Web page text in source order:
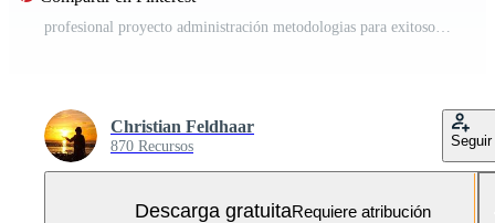
profesional proyecto administración metodologias para exitoso proyecto administración vía melé Kanban ágil prince2 estrategia a darse cuenta proyectos en hora por utilizar de ágil metodología útil híbrido Acercarse Vídeo Gratis
Christian Feldhaar
870 Recursos Seguir
Descarga gratuitaRequiere atribución